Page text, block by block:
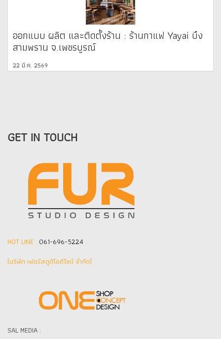
ออกแบบ ผลิต และติดตั้งร้าน : ร้านกาแฟ Yayai บึง
สามพราน จ.เพชรบูรณ์
22 มี.ค. 2569
GET IN TOUCH
HOT LINE : 061-696-5224
(บริษัท เฟอร์สตูดิโอดีไซน์ จำกัด]
SAL MEDIA :